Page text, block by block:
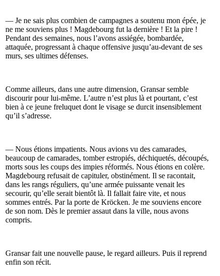
— Je ne sais plus combien de campagnes a soutenu mon épée, je
ne me souviens plus ! Magdebourg fut la dernière ! Et la pire !
Pendant des semaines, nous l’avons assiégée, bombardée,
attaquée, progressant à chaque offensive jusqu’au-devant de ses
murs, ses ultimes défenses.
Comme ailleurs, dans une autre dimension, Gransar semble
discourir pour lui-même. L’autre n’est plus là et pourtant, c’est
bien à ce jeune freluquet dont le visage se durcit insensiblement
qu’il s’adresse.
— Nous étions impatients. Nous avions vu des camarades,
beaucoup de camarades, tomber estropiés, déchiquetés, découpés,
morts sous les coups des impies réformés. Nous étions en colère.
Magdebourg refusait de capituler, obstinément. Il se racontait,
dans les rangs réguliers, qu’une armée puissante venait les
secourir, qu’elle serait bientôt là. Il fallait faire vite, et nous
sommes entrés. Par la porte de Kröcken. Je me souviens encore
de son nom. Dès le premier assaut dans la ville, nous avons
compris.
Gransar fait une nouvelle pause, le regard ailleurs. Puis il reprend
enfin son récit.